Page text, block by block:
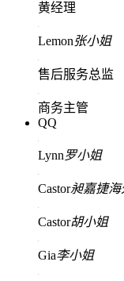
黄经理
Lemon张小姐
售后服务总监
商务主管
QQ
Lynn罗小姐
Castor昶嘉捷海
Castor胡小姐
Gia李小姐